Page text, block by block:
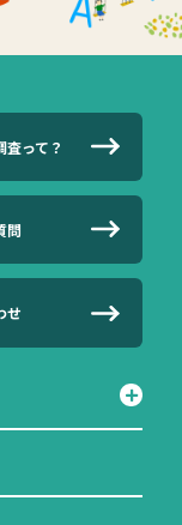
査って？
問
せ